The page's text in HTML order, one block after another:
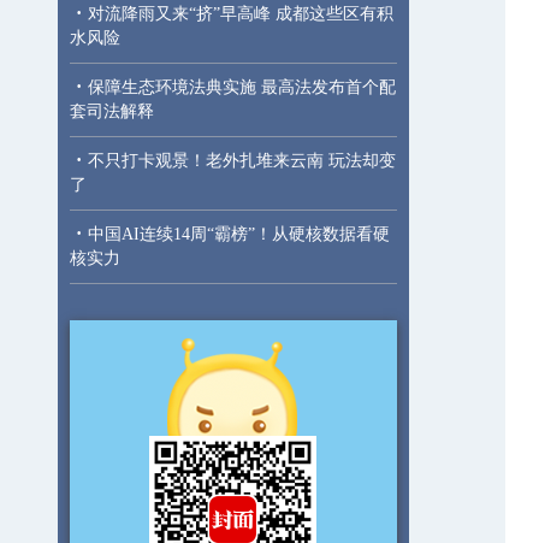
· 对流降雨又来“挤”早高峰 成都这些区有积
水风险
· 保障生态环境法典实施 最高法发布首个配
套司法解释
· 不只打卡观景！老外扎堆来云南 玩法却变
了
· 中国AI连续14周“霸榜”！从硬核数据看硬
核实力